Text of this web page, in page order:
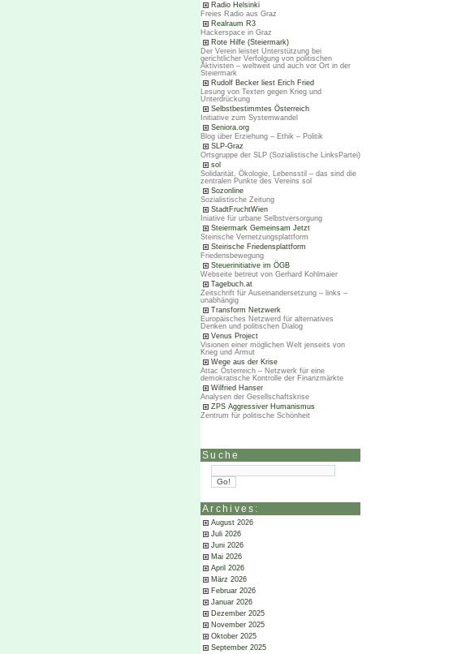
Radio Helsinki
Freies Radio aus Graz
Realraum R3
Hackerspace in Graz
Rote Hilfe (Steiermark)
Der Verein leistet Unterstützung bei
gerichtlicher Verfolgung von politischen
Aktivisten – weltweit und auch vor Ort in der
Steiermark
Rudolf Becker liest Erich Fried
Lesung von Texten gegen Krieg und
Unterdrückung
Selbstbestimmtes Österreich
Initiative zum Systemwandel
Seniora.org
Blog über Erziehung – Ethik – Politik
SLP-Graz
Ortsgruppe der SLP (Sozialistische LinksPartei)
sol
Solidarität, Ökologie, Lebensstil – das sind die
zentralen Punkte des Vereins sol
Sozonline
Sozialistische Zeitung
StadtFruchtWien
Iniative für urbane Selbstversorgung
Steiermark Gemeinsam Jetzt
Steirische Vernetzungsplattform
Steirische Friedensplattform
Friedensbewegung
Steuerinitiative im ÖGB
Webseite betreut von Gerhard Kohlmaier
Tagebuch.at
Zeitschrift für Auseinandersetzung – links –
unabhängig
Transform Netzwerk
Europäisches Netzwerd für alternatives
Denken und politischen Dialog
Venus Project
Visionen einer möglichen Welt jenseits von
Krieg und Armut
Wege aus der Krise
Attac Österreich – Netzwerk für eine
demokratische Kontrolle der Finanzmärkte
Wilfried Hanser
Analysen der Gesellschaftskrise
ZPS Aggressiver Humanismus
Zentrum für politische Schönheit
Suche
Archives:
August 2026
Juli 2026
Juni 2026
Mai 2026
April 2026
März 2026
Februar 2026
Januar 2026
Dezember 2025
November 2025
Oktober 2025
September 2025